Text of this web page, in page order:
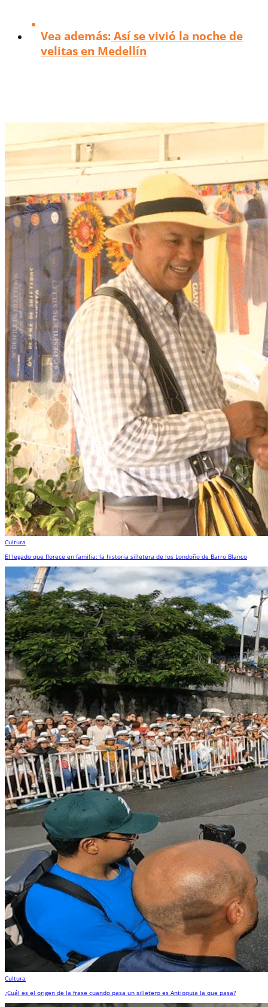
Vea además: Así se vivió la noche de
velitas en Medellín
Cultura
El legado que florece en familia: la historia silletera de los Londoño de Barro Blanco
Cultura
¿Cuál es el origen de la frase cuando pasa un silletero es Antioquia la que pasa?